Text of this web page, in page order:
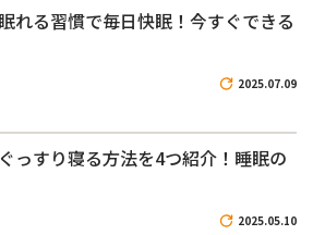
れる習慣で毎日快眠！今すぐできる
2025.07.09
っすり寝る方法を4つ紹介！睡眠の
2025.05.10